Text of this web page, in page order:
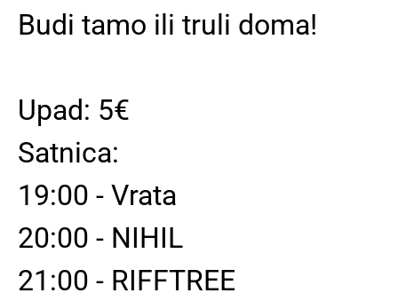
Budi tamo ili truli doma!
Upad: 5€
Satnica:
19:00 - Vrata
20:00 - NIHIL
21:00 - RIFFTREE